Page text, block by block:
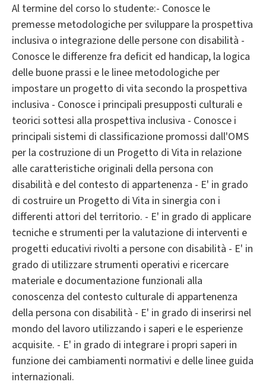
Al termine del corso lo studente:- Conosce le
premesse metodologiche per sviluppare la prospettiva
inclusiva o integrazione delle persone con disabilità -
Conosce le differenze fra deficit ed handicap, la logica
delle buone prassi e le linee metodologiche per
impostare un progetto di vita secondo la prospettiva
inclusiva - Conosce i principali presupposti culturali e
teorici sottesi alla prospettiva inclusiva - Conosce i
principali sistemi di classificazione promossi dall'OMS
per la costruzione di un Progetto di Vita in relazione
alle caratteristiche originali della persona con
disabilità e del contesto di appartenenza - E' in grado
di costruire un Progetto di Vita in sinergia con i
differenti attori del territorio. - E' in grado di applicare
tecniche e strumenti per la valutazione di interventi e
progetti educativi rivolti a persone con disabilità - E' in
grado di utilizzare strumenti operativi e ricercare
materiale e documentazione funzionali alla
conoscenza del contesto culturale di appartenenza
della persona con disabilità - E' in grado di inserirsi nel
mondo del lavoro utilizzando i saperi e le esperienze
acquisite. - E' in grado di integrare i propri saperi in
funzione dei cambiamenti normativi e delle linee guida
internazionali.